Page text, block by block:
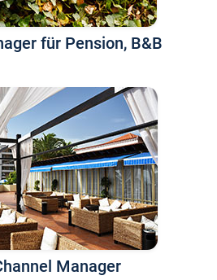
für Pension, B&B
Manager